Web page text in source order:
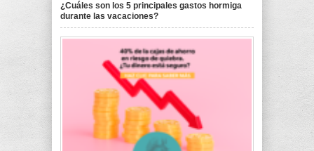
¿Cuáles son los 5 principales gastos hormiga
durante las vacaciones?